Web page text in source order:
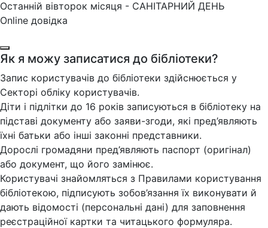
Останній вівторок місяця - САНІТАРНИЙ ДЕНЬ
Online довідка
Як я можу записатися до бібліотеки?
Запис користувачів до бібліотеки здійснюється у
Секторі обліку користувачів.
Діти і підлітки до 16 років записуються в бібліотеку на
підставі документу або заяви-згоди, які пред’являють
їхні батьки або інші законні представники.
Дорослі громадяни пред’являють паспорт (оригінал)
або документ, що його замінює.
Користувачі знайомляться з Правилами користування
бібліотекою, підписують зобов’язання їх виконувати й
дають відомості (персональні дані) для заповнення
реєстраційної картки та читацького формуляра.